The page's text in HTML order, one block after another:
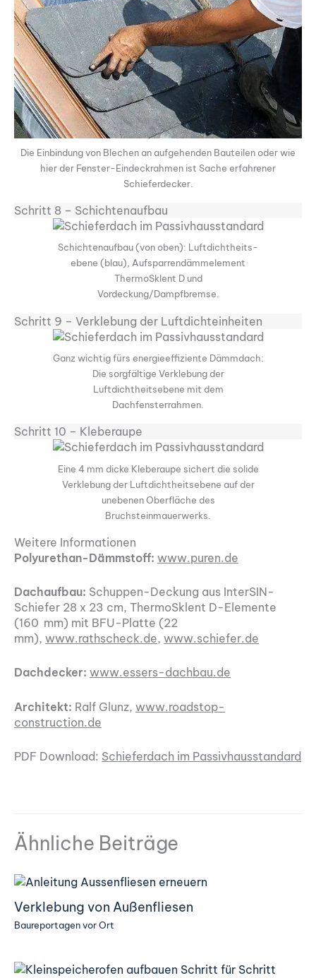
Die Einbindung von Blechen an aufgehenden Bauteilen oder wie
hier der Fenster-Eindeckrahmen ist Sache erfahrener
Schieferdecker.
Schritt 8 – Schichtenaufbau
Schichtenaufbau (von oben): Luftdichtheits-
ebene (blau), Aufsparrendämmelement
ThermoSklent D und
Vordeckung/Dampfbremse.
Schritt 9 – Verklebung der Luftdichteinheiten
Ganz wichtig fürs energieeffiziente Dämmdach:
Die sorgfältige Verklebung der
Luftdichtheitsebene mit dem
Dachfensterrahmen.
Schritt 10 – Kleberaupe
Eine 4 mm dicke Kleberaupe sichert die solide
Verklebung der Luftdichtheitsebene auf der
unebenen Oberfläche des
Bruchsteinmauerwerks.
Weitere Informationen
Polyurethan-Dämmstoff: www.puren.de
Dachaufbau: Schuppen-Deckung aus InterSIN-
Schiefer 28 x 23 cm, ThermoSklent D-Elemente
(160 mm) mit BFU-Platte (22
mm), www.rathscheck.de, www.schiefer.de
Dachdecker: www.essers-dachbau.de
Architekt: Ralf Glunz, www.roadstop-
construction.de
PDF Download: Schieferdach im Passivhausstandard
Ähnliche Beiträge
Verklebung von Außenfliesen
Baureportagen vor Ort